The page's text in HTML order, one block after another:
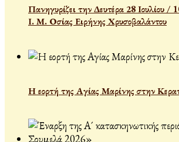
Πανηγυρίζει την Δευτέρα 28 Ιουλίου /
Ι. Μ. Οσίας Ειρήνης Χρυσοβαλάντου
Η εορτή της Αγίας Μαρίνης στην